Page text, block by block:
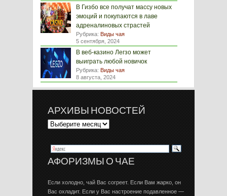
В Гизбо все получат массу новых
эмоций и покупаются в лаве
адреналиновых страстей
Рубрика: Виды чая
5 сентября, 2024
В веб-казино Легзо может
выиграть любой новичок
Рубрика: Виды чая
8 августа, 2024
АРХИВЫ НОВОСТЕЙ
АФОРИЗМЫ О ЧАЕ
Если холодно, чай Вас согреет. Если Вам жарко, он
Вас охладит. Если у Вас настроение подавленное —